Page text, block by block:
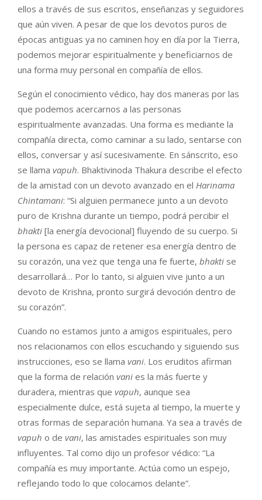
ellos a través de sus escritos, enseñanzas y seguidores
que aún viven. A pesar de que los devotos puros de
épocas antiguas ya no caminen hoy en día por la Tierra,
podemos mejorar espiritualmente y beneficiarnos de
una forma muy personal en compañía de ellos.
Según el conocimiento védico, hay dos maneras por las
que podemos acercarnos a las personas
espiritualmente avanzadas. Una forma es mediante la
compañía directa, como caminar a su lado, sentarse con
ellos, conversar y así sucesivamente. En sánscrito, eso
se llama vapuh. Bhaktivinoda Thakura describe el efecto
de la amistad con un devoto avanzado en el Harinama
Chintamani: “Si alguien permanece junto a un devoto
puro de Krishna durante un tiempo, podrá percibir el
bhakti [la energía devocional] fluyendo de su cuerpo. Si
la persona es capaz de retener esa energía dentro de
su corazón, una vez que tenga una fe fuerte, bhakti se
desarrollará… Por lo tanto, si alguien vive junto a un
devoto de Krishna, pronto surgirá devoción dentro de
su corazón”.
Cuando no estamos junto a amigos espirituales, pero
nos relacionamos con ellos escuchando y siguiendo sus
instrucciones, eso se llama vani. Los eruditos afirman
que la forma de relación vani es la más fuerte y
duradera, mientras que vapuh, aunque sea
especialmente dulce, está sujeta al tiempo, la muerte y
otras formas de separación humana. Ya sea a través de
vapuh o de vani, las amistades espirituales son muy
influyentes. Tal como dijo un profesor védico: “La
compañía es muy importante. Actúa como un espejo,
reflejando todo lo que colocamos delante”.